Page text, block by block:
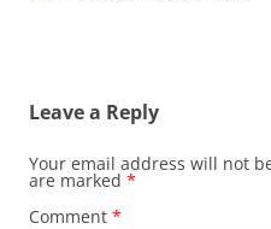
Leave a Reply
Your email address will not
are marked *
Comment *